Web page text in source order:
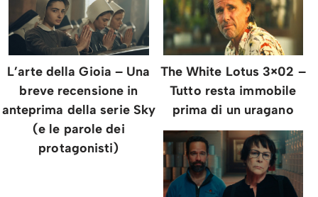
L’arte della Gioia – Una
breve recensione in
anteprima della serie Sky
(e le parole dei
protagonisti)
The White Lotus 3×02 –
Tutto resta immobile
prima di un uragano